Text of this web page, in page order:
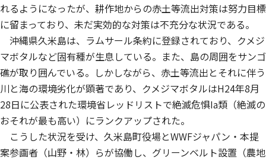
れるようになったが、耕作地からの赤土等流出対策は努力目標
に留まっており、未だ実効的な対策は不充分な状況である。
沖縄県久米島は、ラムサール条約に登録されており、クメジ
マボタルなど固有種が生息している。また、島の周囲をサンゴ
礁が取り囲んでいる。しかしながら、赤土等流出とそれに伴う
川と海の環境劣化が顕著であり、クメジマボタルはH24年8月
28日に公表された環境省レッドリストで絶滅危惧Ia類（絶滅の
おそれが最も高い）にランクアップされた。
こうした状況を受け、久米島町役場とWWFジャパン・本提
案参画者（山野・林）らが協働し、グリーンベルト設置（農地